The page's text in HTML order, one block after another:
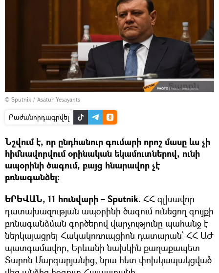
© Sputnik / Asatur Yesayants
Բաժանորդագրվել
Նշվում է, որ ընդհանուր գումարի որոշ մասը ևս չի
հիմնավորվում օրինական եկամուտներով, ունի
ապօրինի ծագում, բայց հնարավոր չէ
բռնագանձել:
ԵՐԵՎԱՆ, 11 հունվարի – Sputnik. ՀՀ գլխավոր
դատախազության ապօրինի ծագում ունեցող գույքի
բռնագանձման գործերով վարչությունը պահանջ է
ներկայացրել Հակակոռուպցիոն դատարան՝ ՀՀ ԱԺ
պատգամավոր, Երևանի նախկին քաղաքապետ
Տարոն Մարգարյանից, նրա հետ փոխկապակցված